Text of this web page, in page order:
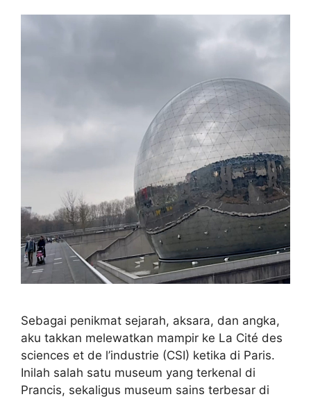
Sebagai penikmat sejarah, aksara, dan angka,
aku takkan melewatkan mampir ke La Cité des
sciences et de l’industrie (CSI) ketika di Paris.
Inilah salah satu museum yang terkenal di
Prancis, sekaligus museum sains terbesar di